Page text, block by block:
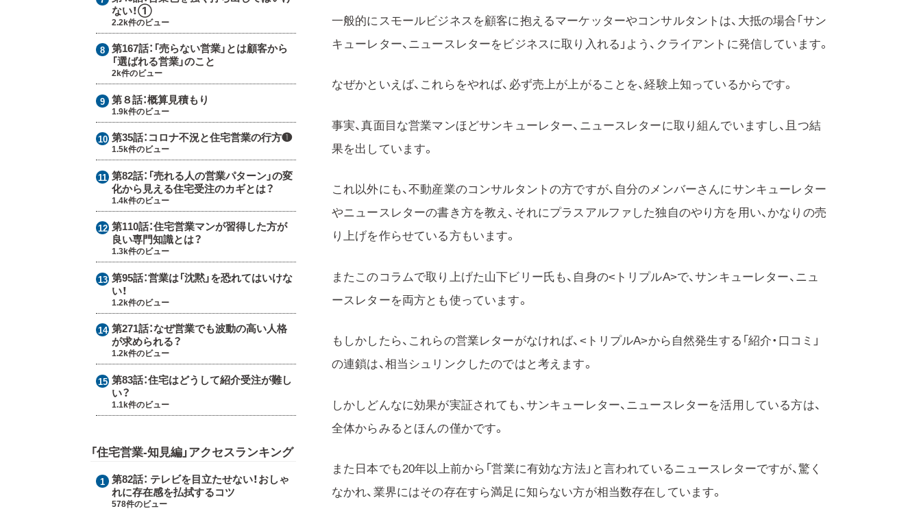
一般的にスモールビジネスを顧客に抱えるマーケッターやコンサルタントは、大抵の場合「サン
キューレター、ニュースレターをビジネスに取り入れる」よう、クライアントに発信しています。
なぜかといえば、これらをやれば、必ず売上が上がることを、経験上知っているからです。
事実、真面目な営業マンほどサンキューレター、ニュースレターに取り組んでいますし、且つ結
果を出しています。
これ以外にも、不動産業のコンサルタントの方ですが、自分のメンバーさんにサンキューレター
やニュースレターの書き方を教え、それにプラスアルファした独自のやり方を用い、かなりの売
り上げを作らせている方もいます。
またこのコラムで取り上げた山下ビリー氏も、自身の<トリプルA>で、サンキューレター、ニュ
ースレターを両方とも使っています。
もしかしたら、これらの営業レターがなければ、<トリプルA>から自然発生する「紹介・口コミ」
の連鎖は、相当シュリンクしたのではと考えます。
しかしどんなに効果が実証されても、サンキューレター、ニュースレターを活用している方は、
全体からみるとほんの僅かです。
また日本でも20年以上前から「営業に有効な方法」と言われているニュースレターですが、驚く
なかれ、業界にはその存在すら満足に知らない方が相当数存在しています。
ない！①
2.2k件のビュー
第167話： 「売らない営業」とは顧客から
「選ばれる営業」のこと
2k件のビュー
第８話：概算見積もり
1.9k件のビュー
第35話：コロナ不況と住宅営業の行方❶
1.5k件のビュー
第82話： 「売れる人の営業パターン」の変
化から見える住宅受注のカギとは？
1.4k件のビュー
第110話：住宅営業マンが習得した方が
良い専門知識とは？
1.3k件のビュー
第95話：営業は「沈黙」を恐れてはいけな
い！
1.2k件のビュー
第271話：なぜ営業でも波動の高い人格
が求められる？
1.2k件のビュー
第83話：住宅はどうして紹介受注が難し
い？
1.1k件のビュー
「住宅営業-知見編」アクセスランキング
第82話： テレビを目立たせない！おしゃ
れに存在感を払拭するコツ
578件のビュー